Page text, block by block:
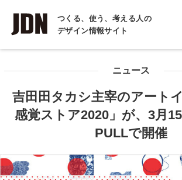
つくる、使う、考える人の
デザイン情報サイト
INTERVIEW
インタビュー
COLUMN
ニュース
吉田田タカシ主宰のアート
感覚ストア2020」が、3月
PULLで開催